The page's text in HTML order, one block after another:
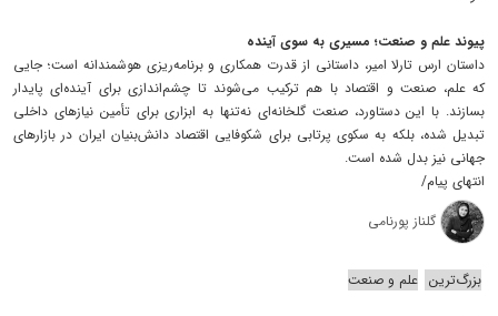
پیوند علم و صنعت؛ مسیری به سوی آینده
داستان ارس تارلا امیر، داستانی از قدرت همکاری و برنامه‌ریزی هوشمندانه است؛ جایی
که علم، صنعت و اقتصاد با هم ترکیب می‌شوند تا چشم‌اندازی برای آینده‌ای پایدار
بسازند. با این دستاورد، صنعت گلخانه‌ای نه‌تنها به ابزاری برای تأمین نیازهای داخلی
تبدیل شده، بلکه به سکوی پرتابی برای شکوفایی اقتصاد دانش‌بنیان ایران در بازارهای
جهانی نیز بدل شده است.
انتهای پیام/
گلناز پورنامی
بزرگ‌ترین علم و صنعت